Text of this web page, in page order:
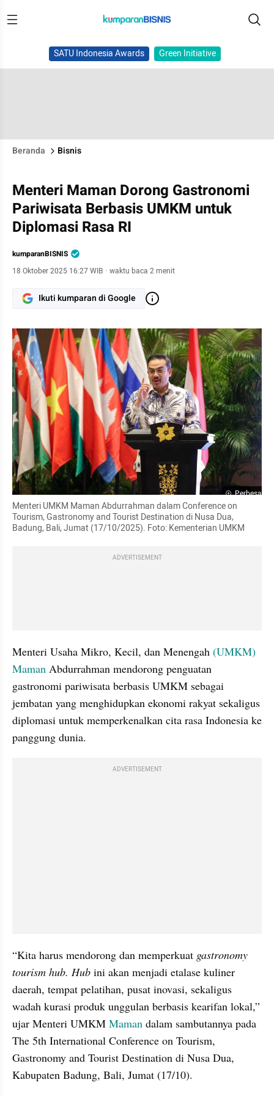
SATU Indonesia Awards Green Initiative
Beranda Bisnis
Menteri Maman Dorong Gastronomi
Pariwisata Berbasis UMKM untuk
Diplomasi Rasa RI
kumparanBISNIS
18 Oktober 2025 16:27 WIB · waktu baca 2 menit
Ikuti kumparan di Google
Perbesar
Menteri UMKM Maman Abdurrahman dalam Conference on
Tourism, Gastronomy and Tourist Destination di Nusa Dua,
Badung, Bali, Jumat (17/10/2025). Foto: Kementerian UMKM
ADVERTISEMENT
Menteri Usaha Mikro, Kecil, dan Menengah (UMKM)
Maman Abdurrahman mendorong penguatan
gastronomi pariwisata berbasis UMKM sebagai
jembatan yang menghidupkan ekonomi rakyat sekaligus
diplomasi untuk memperkenalkan cita rasa Indonesia ke
panggung dunia.
ADVERTISEMENT
“Kita harus mendorong dan memperkuat gastronomy
tourism hub. Hub ini akan menjadi etalase kuliner
daerah, tempat pelatihan, pusat inovasi, sekaligus
wadah kurasi produk unggulan berbasis kearifan lokal,”
ujar Menteri UMKM Maman dalam sambutannya pada
The 5th International Conference on Tourism,
Gastronomy and Tourist Destination di Nusa Dua,
Kabupaten Badung, Bali, Jumat (17/10).